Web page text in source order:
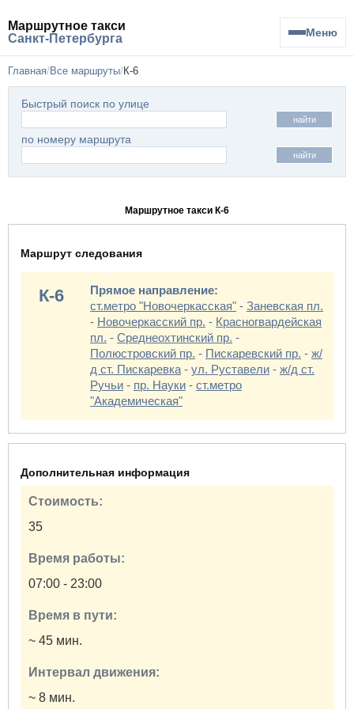
Маршрутное такси
Санкт-Петербурга
Меню
Главная Все маршруты К-6
Быстрый поиск по улице
найти
по номеру маршрута
найти
Маршрутное такси К-6
Маршрут следования
К-6
Прямое направление:
ст.метро "Новочеркасская" - Заневская пл.
- Новочеркасский пр. - Красногвардейская
пл. - Среднеохтинский пр. -
Полюстровский пр. - Пискаревский пр. - ж/
д ст. Пискаревка - ул. Руставели - ж/д ст.
Ручьи - пр. Науки - ст.метро
"Академическая"
Дополнительная информация
Стоимость:
35
Время работы:
07:00 - 23:00
Время в пути:
~ 45 мин.
Интервал движения:
~ 8 мин.